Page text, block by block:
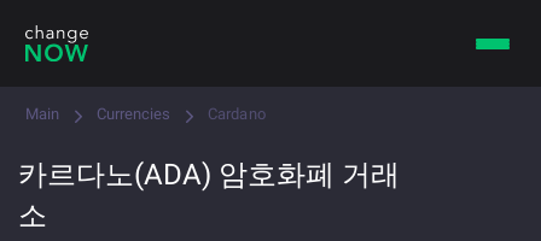
Main Currencies Cardano
카르다노(ADA) 암호화폐 거래
소